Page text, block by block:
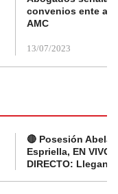
convenios ente
AMC
13/07/2023
🔴 Posesión
Espriella, EN VIVO
DIRECTO: Llegan